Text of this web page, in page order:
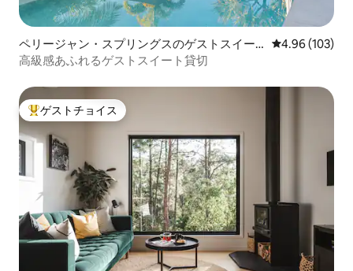
ペリージャン・スプリングスのゲストスイー
ト
レビュー103
4.96 (103)
高級感あふれるゲストスイート貸切
大好評のゲストチョイスです。
ゲストチョイス